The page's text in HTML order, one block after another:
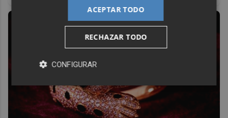
ACEPTAR TODO
RECHAZAR TODO
CONFIGURAR